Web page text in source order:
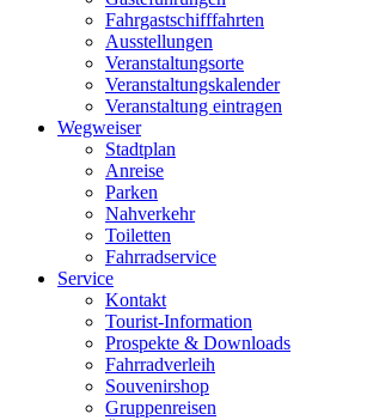
Fahrgastschifffahrten
Ausstellungen
Veranstaltungsorte
Veranstaltungskalender
Veranstaltung eintragen
Wegweiser
Stadtplan
Anreise
Parken
Nahverkehr
Toiletten
Fahrradservice
Service
Kontakt
Tourist-Information
Prospekte & Downloads
Fahrradverleih
Souvenirshop
Gruppenreisen